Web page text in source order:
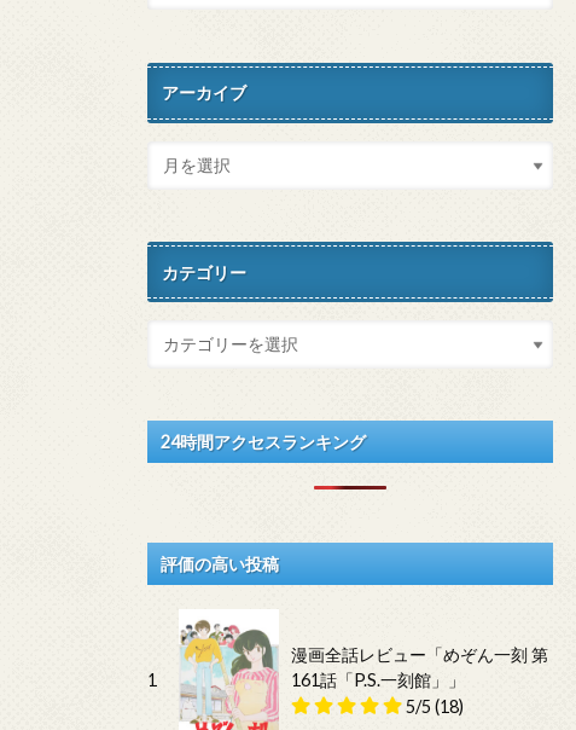
アーカイブ
カテゴリー
24時間アクセスランキング
評価の高い投稿
1
漫画全話レビュー「めぞん一刻 第
161話「P.S.一刻館」」
5/5 (18)